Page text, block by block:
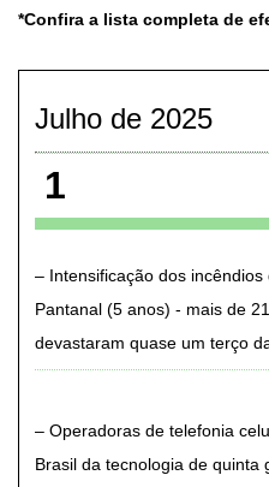
*Confira a lista completa de
Julho de 2025
1
Intensificação dos
Pantanal (5 anos) - mais de
devastaram quase um terço
Operadoras de telefonia
Brasil da tecnologia de quinta